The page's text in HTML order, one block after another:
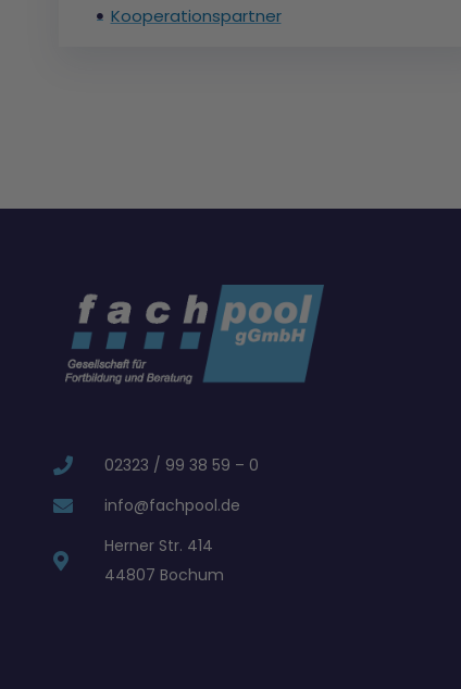
Kooperationspartner
02323 / 99 38 59 – 0
info@fachpool.de
Herner Str. 414
44807 Bochum